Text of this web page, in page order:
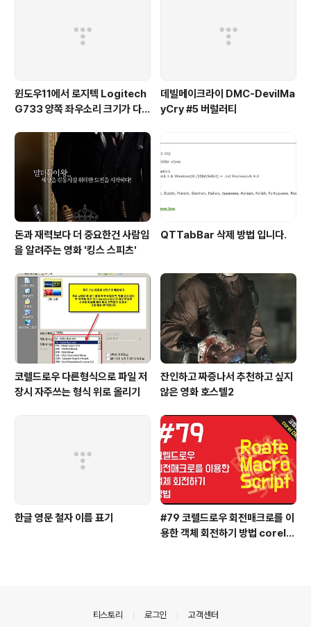
윈도우11에서 로지텍 Logitech
G733 양쪽 좌우소리 크기가 다르
게 들려요!)
데빌메이크라이 DMC-DevilMa
yCry #5 버럴러티
돈과 재력보다 더 중요한건 사람임
을 알려주는 영화 '킹스 스피츠'
QTTabBar 삭제 방법 입니다.
코렐드로우 다른형식으로 파일 저
장시 자주쓰는 형식 위로 올리기
잔인하고 짜증나서 추천하고 싶지
않은 영화 호스텔2
한글 영문 철자 이름 표기
#79 코렐드로우 회전매크로를 이
용한 객체 회전하기 방법 coreld
티스토리 로그인 고객센터